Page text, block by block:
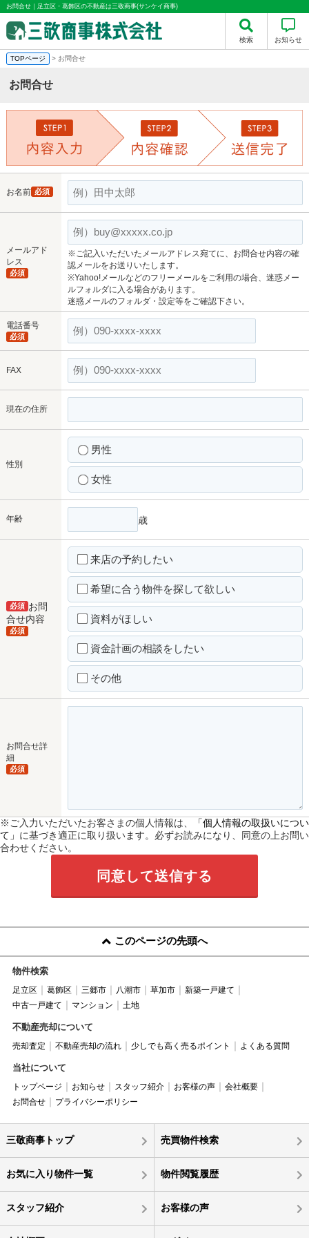
お問合せ｜足立区・葛飾区の不動産は三敬商事(サンケイ商事)
検索 お知らせ
TOPページ > お問合せ
お問合せ
お名前 必須
メールアド
レス
必須
※ご記入いただいたメールアドレス宛てに、お問合せ内容の確
認メールをお送りいたします。
※Yahoo!メールなどのフリーメールをご利用の場合、迷惑メー
ルフォルダに入る場合があります。
迷惑メールのフォルダ・設定等をご確認下さい。
電話番号
必須
FAX
現在の住所
性別
男性
女性
年齢 歳
必須 お問
合せ内容
必須
来店の予約したい
希望に合う物件を探して欲しい
資料がほしい
資金計画の相談をしたい
その他
お問合せ詳
細
必須
※ご入力いただいたお客さまの個人情報は、
「個人情報の取扱いについ
て」 に基づき適正に取り扱います。必ずお読みになり、同意の上お問い
合わせください。
このページの先頭へ
物件検索
足立区 葛飾区 三郷市 八潮市 草加市
新築一戸建て
中古一戸建て
マンション 土地
不動産売却について
売却査定 不動産売却の流れ 少しでも高く売るポイント よくある質問
当社について
トップページ お知らせ スタッフ紹介 お客様の声
会社概要
お問合せ
プライバシーポリシー
三敬商事トップ 売買物件検索
お気に入り物件一覧 物件閲覧履歴
スタッフ紹介 お客様の声